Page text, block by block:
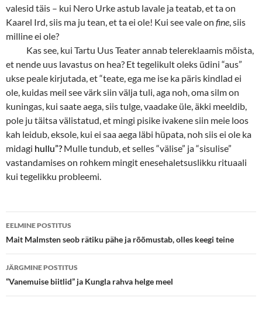
valesid täis – kui Nero Urke astub lavale ja teatab, et ta on
Kaarel Ird, siis ma ju tean, et ta ei ole! Kui see vale on fine, siis
milline ei ole?
Kas see, kui Tartu Uus Teater annab telereklaamis mõista,
et nende uus lavastus on hea? Et tegelikult oleks üdini “aus”
ukse peale kirjutada, et “teate, ega me ise ka päris kindlad ei
ole, kuidas meil see värk siin välja tuli, aga noh, oma silm on
kuningas, kui saate aega, siis tulge, vaadake üle, äkki meeldib,
pole ju täitsa välistatud, et mingi pisike ivakene siin meie loos
kah leidub, eksole, kui ei saa aega läbi hüpata, noh siis ei ole ka
midagi hullu”? Mulle tundub, et selles “välise” ja “sisulise”
vastandamises on rohkem mingit enesehaletsuslikku rituaali
kui tegelikku probleemi.
Postituste
töölaud
EELMINE POSTITUS
Mait Malmsten seob rätiku pähe ja rõõmustab, olles keegi teine
JÄRGMINE POSTITUS
“Vanemuise biitlid” ja Kungla rahva helge meel